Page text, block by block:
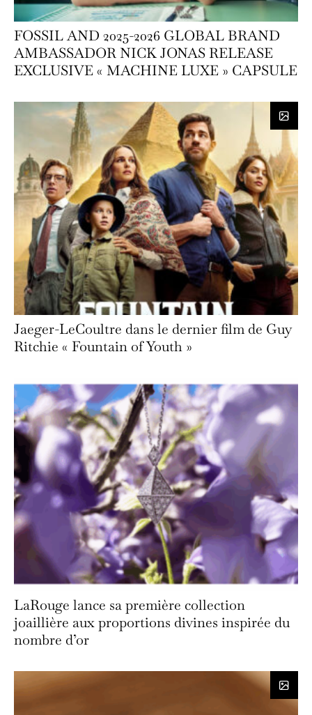
FOSSIL AND 2025-2026 GLOBAL BRAND
AMBASSADOR NICK JONAS RELEASE
EXCLUSIVE « MACHINE LUXE » CAPSULE
Jaeger-LeCoultre dans le dernier film de Guy
Ritchie « Fountain of Youth »
LaRouge lance sa première collection
joaillière aux proportions divines inspirée du
nombre d’or